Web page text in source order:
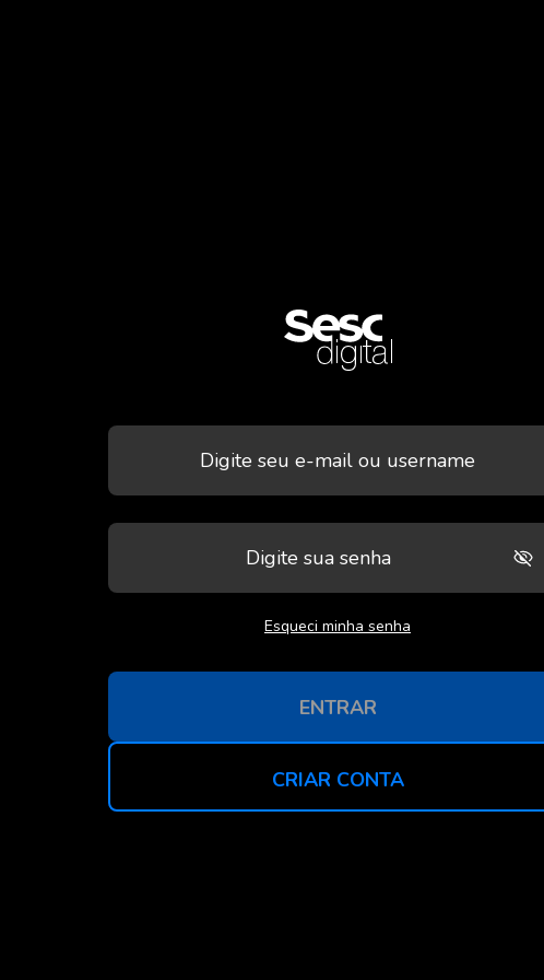
Esqueci minha senha
ENTRAR
CRIAR CONTA